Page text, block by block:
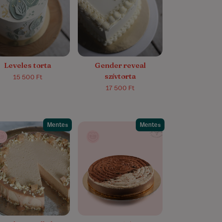
Leveles torta
15 500 Ft
5.0/5 (1)
Gender reveal
szívtorta
17 500 Ft
Mentes
5.0/5 (4)
Mentes
4.5/5 (14)